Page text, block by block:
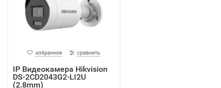
избранное сравнить
IP Видеокамера Hikvision
DS-2CD2043G2-LI2U
(2.8mm)